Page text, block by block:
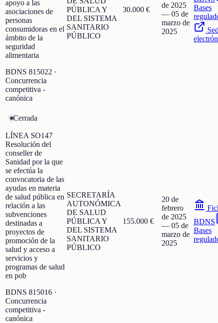
apoyo a las
asociaciones de
personas
consumidoras en el
ámbito de la
seguridad
alimentaria
BDNS 815022 ·
Concurrencia
competitiva -
canónica
PÚBLICA Y
DEL SISTEMA
SANITARIO
PÚBLICO
30.000 €
de 2025
— 05 de
marzo de
2025
Bases
Cerrada
LÍNEA SO147
Resolución del
conseller de
Sanidad por la que
se efectúa la
convocatoria de las
ayudas en materia
de salud pública en
relación a las
subvenciones
destinadas a
proyectos de
promoción de la
salud y acceso a
servicios y
programas de salud
en pob
BDNS 815016 ·
Concurrencia
competitiva -
canónica
SECRETARÍA
AUTONÓMICA
DE SALUD
PÚBLICA Y
DEL SISTEMA
SANITARIO
PÚBLICO
155.000 €
20 de
febrero
de 2025
— 05 de
marzo de
2025
BDNS
Bases